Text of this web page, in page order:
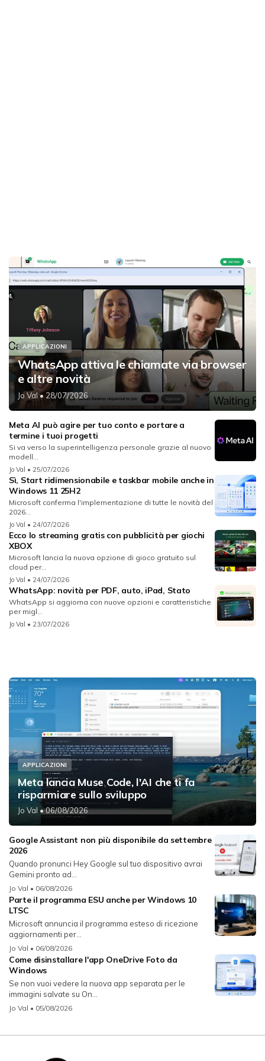
APPLICAZIONI
WhatsApp attiva le chiamate via browser
e altre novità
Jo Val• 28/07/2026
Meta AI può agire per tuo conto e portare a
termine i tuoi progetti
Si va verso la superintelligenza personale grazie al nuovo
modell...
Jo Val • 25/07/2026
Sì, Start ridimensionabile e taskbar mobile anche in
Windows 11 25H2
Microsoft conferma l'implementazione di tutte le novità del
2026...
Jo Val • 24/07/2026
Ecco lo streaming gratis con pubblicità per giochi
XBOX
Microsoft lancia la nuova opzione di gioco gratuito sul
cloud per...
Jo Val • 24/07/2026
WhatsApp: novità per PDF, auto, iPad, Stato
WhatsApp si aggiorna con nuove opzioni e caratteristiche
per migl...
Jo Val • 23/07/2026
APPLICAZIONI
Meta lancia Muse Code, l'AI che ti fa
risparmiare sullo sviluppo
Jo Val • 06/08/2026
Google Assistant non più disponibile da settembre
2026
Quando pronunci Hey Google sul tuo dispositivo avrai
Gemini pronto ad...
Jo Val • 06/08/2026
Parte il programma ESU anche per Windows 10
LTSC
Microsoft annuncia il programma esteso di ricezione
aggiornamenti per...
Jo Val • 06/08/2026
Come disinstallare l'app OneDrive Foto da
Windows
Se non vuoi vedere la nuova app separata per le
immagini salvate su On...
Jo Val • 05/08/2026